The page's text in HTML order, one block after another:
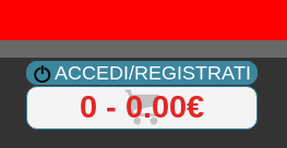
ACCEDI/REGISTRATI
0 - 0.00€